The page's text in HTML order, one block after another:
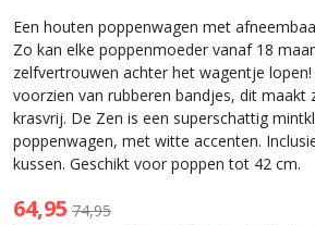
Een houten poppenwagen met
Zo kan elke poppenmoeder vanaf 18
zelfvertrouwen achter het wagentje
voorzien van rubberen bandjes, dit maakt
krasvrij. De Zen is een superschattig
poppenwagen, met witte accenten.
kussen. Geschikt voor poppen tot 42 cm.
64,95 74,95